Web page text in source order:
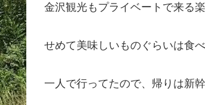
金沢観光もプライベートで来る
せめて美味しいものぐらいは食
一人で行ってたので、帰りは新